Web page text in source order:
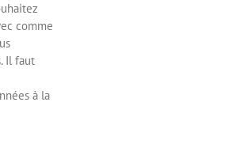
comme
Il faut
à la